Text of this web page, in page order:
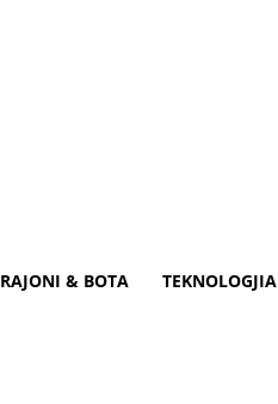
RAJONI & BOTA TEKNOLOGJIA